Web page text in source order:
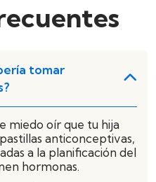
tomar
miedo oír que tu hija
anticonceptivas,
a la planificación del
hormonas.